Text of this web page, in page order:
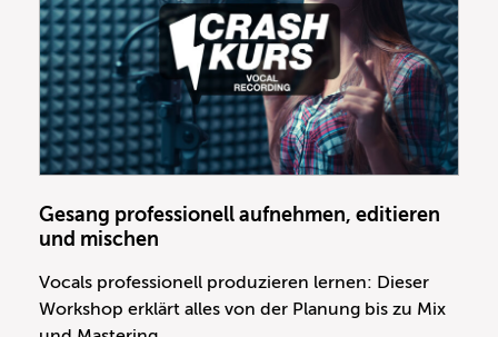
Gesang professionell aufnehmen, editieren
und mischen
Vocals professionell produzieren lernen: Dieser
Workshop erklärt alles von der Planung bis zu Mix